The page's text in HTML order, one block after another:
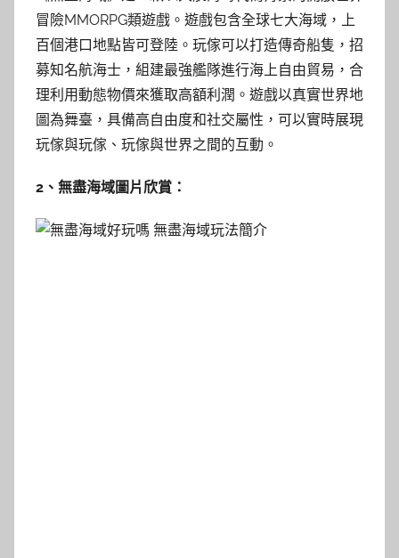
冒險MMORPG類遊戲。遊戲包含全球七大海域，上
百個港口地點皆可登陸。玩傢可以打造傳奇船隻，招
募知名航海士，組建最強艦隊進行海上自由貿易，合
理利用動態物價來獲取高額利潤。遊戲以真實世界地
圖為舞臺，具備高自由度和社交屬性，可以實時展現
玩傢與玩傢、玩傢與世界之間的互動。
2、無盡海域圖片欣賞：